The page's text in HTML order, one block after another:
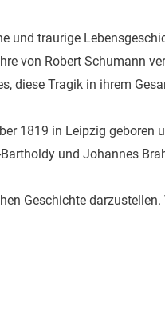
und traurige
von Robert Schumann
diese Tragik in ihrem
1819 in Leipzig geboren
und Johannes
Geschichte darzustellen.